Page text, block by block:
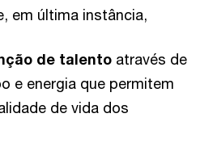
em última instância,
de talento através de
e energia que permitem
de vida dos